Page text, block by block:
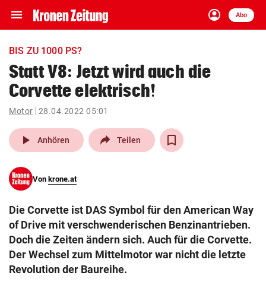
menu Navigation
ein-/ausklappen
account_circle
Anmelden
Abo
close Schließen
account_circle Anmelden
pin_drop
Wien arrow_right
search
eingeben
BIS ZU 1000 PS?
Statt V8: Jetzt wird auch die
Corvette elektrisch!
Motor 28.04.2022 05:01
play_arrow Anhören Teilen
Von krone.at
Die Corvette ist DAS Symbol für den American Way
of Drive mit verschwenderischen Benzinantrieben.
Doch die Zeiten ändern sich. Auch für die Corvette.
Der Wechsel zum Mittelmotor war nicht die letzte
Revolution der Baureihe.